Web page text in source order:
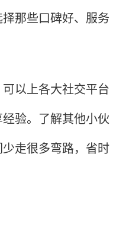
那些口碑好、服务
以上各大社交平台
验。了解其他小伙
走很多弯路，省时